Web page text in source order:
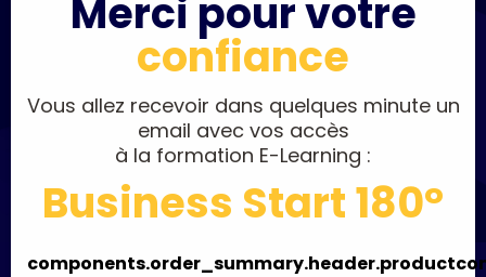
Merci pour votre
confiance
Vous allez recevoir dans quelques minute un
email avec vos accès
à la formation E-Learning :
Business Start 180°
components.order_summary.header.product